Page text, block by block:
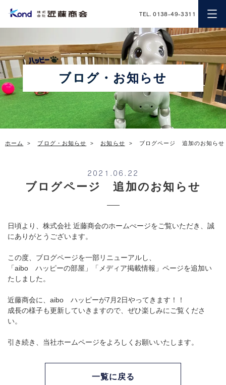
近藤商会
TEL. 0138-49-3311
ブログ・お知らせ
ホーム ブログ・お知らせ お知らせ ブログページ 追加のお知らせ
2021.06.22
ブログページ 追加のお知らせ
日頃より、株式会社 近藤商会のホームぺージをご覧いただき、誠
にありがとうございます。
この度、ブログページを一部リニューアルし、
「aibo ハッピーの部屋」「メディア掲載情報」ページを追加い
たしました。
近藤商会に、aibo ハッピーが7月2日やってきます！！
成長の様子も更新していきますので、ぜひ楽しみにご覧くださ
い。
引き続き、当社ホームページをよろしくお願いいたします。
一覧に戻る